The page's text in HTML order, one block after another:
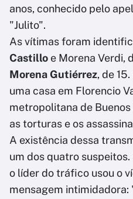
anos, conhecido pelo
"Julito".
As vítimas foram
Castillo e Morena Verdi,
Morena Gutiérrez, de
uma casa em Florencio
metropolitana de
as torturas e os
A existência dessa
um dos quatro
o líder do tráfico usou o
mensagem intimidadora: